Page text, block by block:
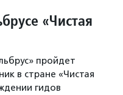
«Чистая
пройдет
в стране «Чистая
гидов